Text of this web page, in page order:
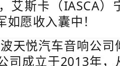
艾斯卡（IASCA）
愿收入囊中！
天悦汽车音响公
司成立于2013年，